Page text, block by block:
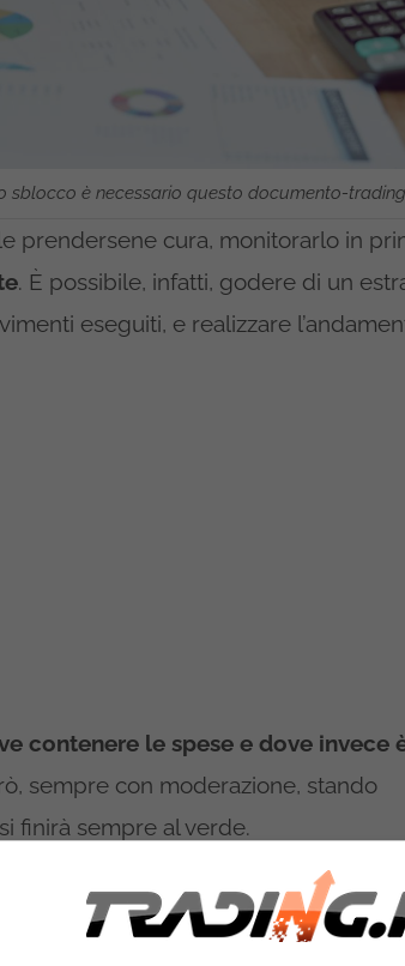
sblocco è necessario questo documento-
prendersene cura, monitorarlo in
. È possibile, infatti, godere di un
eseguiti, e realizzare
contenere le spese e dove invece
sempre con moderazione, stando
finirà sempre al verde.
essere bloccato per diverse
della persona in questione.